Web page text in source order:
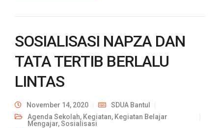
SOSIALISASI NAPZA DAN
TATA TERTIB BERLALU
LINTAS
November 14, 2020
SDUA Bantul
Agenda Sekolah, Kegiatan, Kegiatan Belajar
Mengajar,Sosialisasi